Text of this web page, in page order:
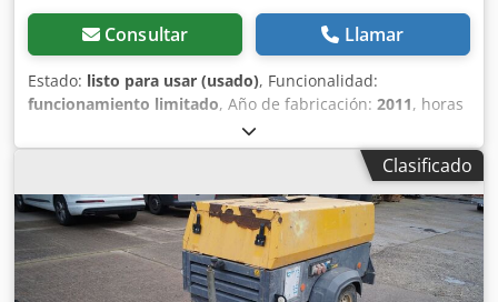
Consultar Llamar
Estado: listo para usar (usado), Funcionalidad:
funcionamiento limitado, Año de fabricación: 2011, horas
, Equipamiento:
Compresor Atlas Copco XAS 67 DDG, año de fabricación
2011, 1192 horas de funcionamiento, caudal volumétrico
3,5 m³, alimentación de emergencia 12,5 kVA, conexiones 1
x 230 voltios, 2 x 400 voltios, número de serie
YA3062566B0165583, homologación disponible, el fusible
se funde al conectar la alimentación de emergencia, filtro
de hollín aguas abajo SMF-MR Dcjdpfsv Rbufjx Abujk
Clasificado